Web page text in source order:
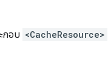
กอบ <CacheResource>